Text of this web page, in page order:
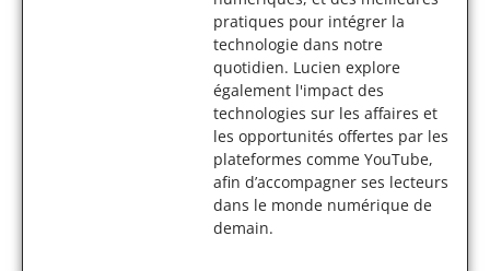
pratiques pour intégrer la
technologie dans notre
quotidien. Lucien explore
également l'impact des
technologies sur les affaires et
les opportunités offertes par les
plateformes comme YouTube,
afin d’accompagner ses lecteurs
dans le monde numérique de
demain.